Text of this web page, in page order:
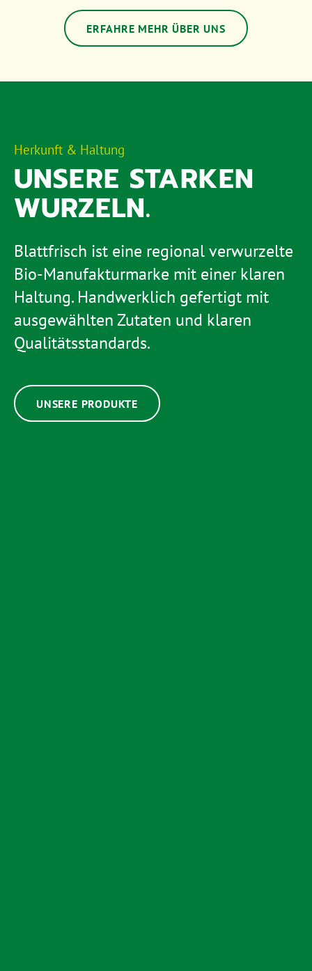
ERFAHRE MEHR ÜBER UNS
Herkunft & Haltung
UNSERE STARKEN
WURZELN.
Blattfrisch ist eine regional verwurzelte
Bio-Manufakturmarke mit einer klaren
Haltung. Handwerklich gefertigt mit
ausgewählten Zutaten und klaren
Qualitätsstandards.
UNSERE PRODUKTE